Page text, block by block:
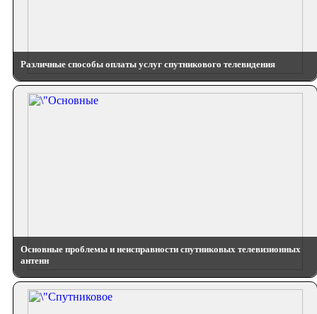
Различные способы оплаты услуг спутникового телевидения
Основные проблемы и неисправности спутниковых телевизионных
антенн